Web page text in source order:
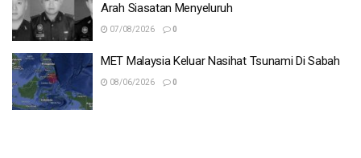
Arah Siasatan Menyeluruh
07/08/2026 0
MET Malaysia Keluar Nasihat Tsunami Di Sabah
08/06/2026 0